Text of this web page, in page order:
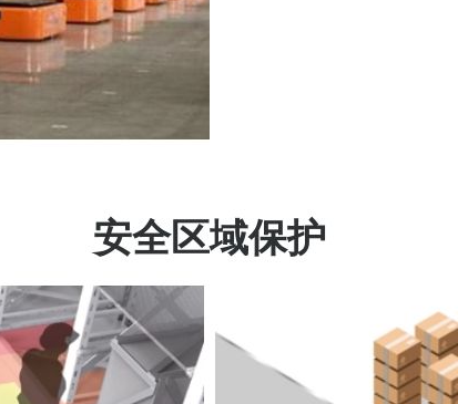
安全区域保护